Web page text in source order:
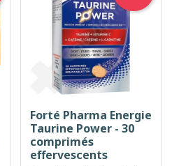
Forté Pharma Energie
Taurine Power - 30
comprimés
effervescents